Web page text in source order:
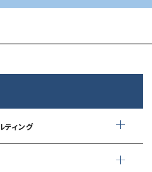
ティング
イザリ